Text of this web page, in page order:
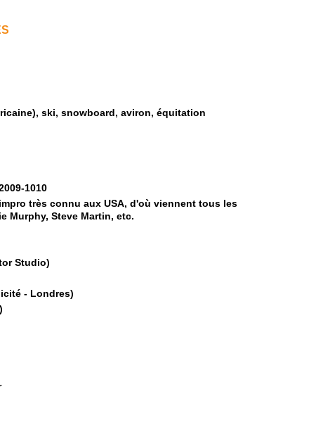
ski, snowboard, aviron, équitation
1010
très connu aux USA, d'où viennent tous les
Murphy, Steve Martin, etc.
Studio)
- Londres)